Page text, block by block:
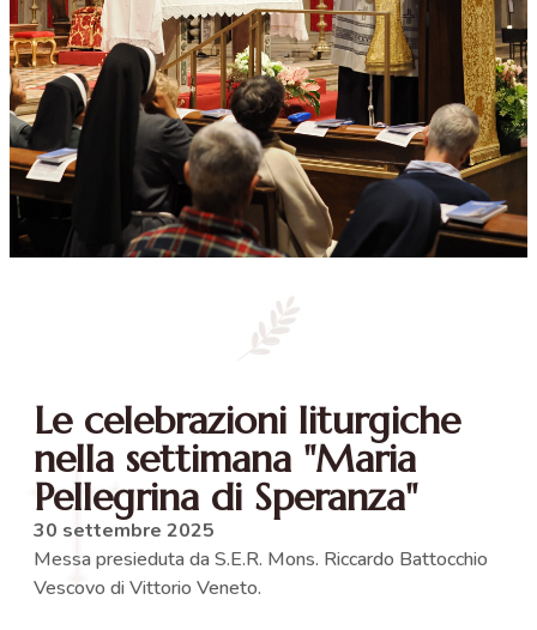
Le celebrazioni liturgiche
nella settimana "Maria
Pellegrina di Speranza"
30 settembre 2025
Messa presieduta da S.E.R. Mons. Riccardo Battocchio
Vescovo di Vittorio Veneto.